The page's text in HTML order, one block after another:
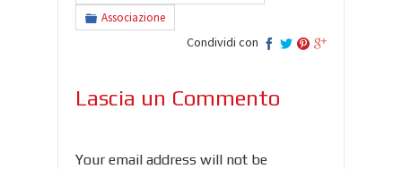
Associazione
Condividi con
Lascia un Commento
Your email address will not be